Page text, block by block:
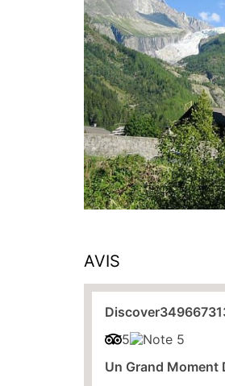
AVIS
5
Un Grand Moment